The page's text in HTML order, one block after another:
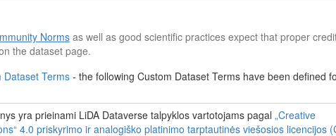
Normsas well as good scientific practices expect that proper
the dataset page.
Dataset Terms - the following Custom Dataset Terms have been defined
yra prieinami LiDA Dataverse talpyklos vartotojams pagal „Creative
4.0 priskyrimo ir analogiško platinimo tarptautinės viešosios licencijos